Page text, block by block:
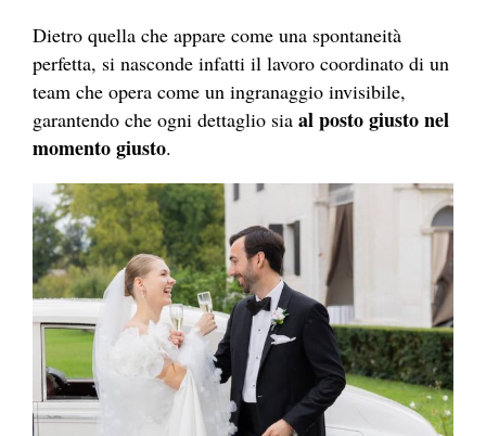
Dietro quella che appare come una spontaneità
perfetta, si nasconde infatti il lavoro coordinato di un
team che opera come un ingranaggio invisibile,
garantendo che ogni dettaglio sia al posto giusto nel
momento giusto.